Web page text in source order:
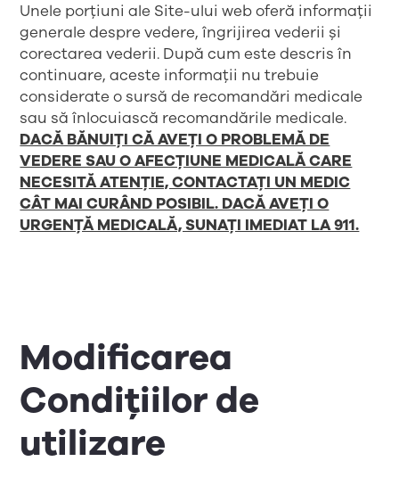
Unele porțiuni ale Site-ului web oferă informații
generale despre vedere, îngrijirea vederii și
corectarea vederii. După cum este descris în
continuare, aceste informații nu trebuie
considerate o sursă de recomandări medicale
sau să înlocuiască recomandările medicale.
DACĂ BĂNUIȚI CĂ AVEȚI O PROBLEMĂ DE
VEDERE SAU O AFECȚIUNE MEDICALĂ CARE
NECESITĂ ATENȚIE, CONTACTAȚI UN MEDIC
CÂT MAI CURÂND POSIBIL. DACĂ AVEȚI O
URGENȚĂ MEDICALĂ, SUNAȚI IMEDIAT LA 911.
Modificarea
Condițiilor de
utilizare